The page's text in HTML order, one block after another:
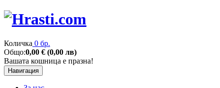
Количка 0 бр.
Общо:0,00 € (0,00 лв)
Вашата кошница е празна!
Навигация